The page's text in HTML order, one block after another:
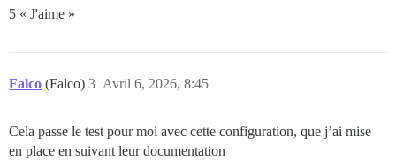
5 « J'aime »
Falco (Falco) Avril 6, 2026, 8:45
3
Cela passe le test pour moi avec cette configuration, que j’ai mise
en place en suivant leur documentation